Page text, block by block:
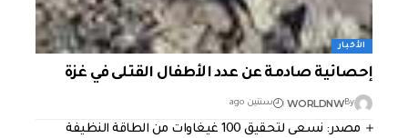
الأخبار
إحصائية صادمة عن عدد الأطفال القتلى في غزة
By
WORLDNW سنتين ago
مصدر: نسعى لتحقيق 100 غيغاوات من الطاقة النظيفة